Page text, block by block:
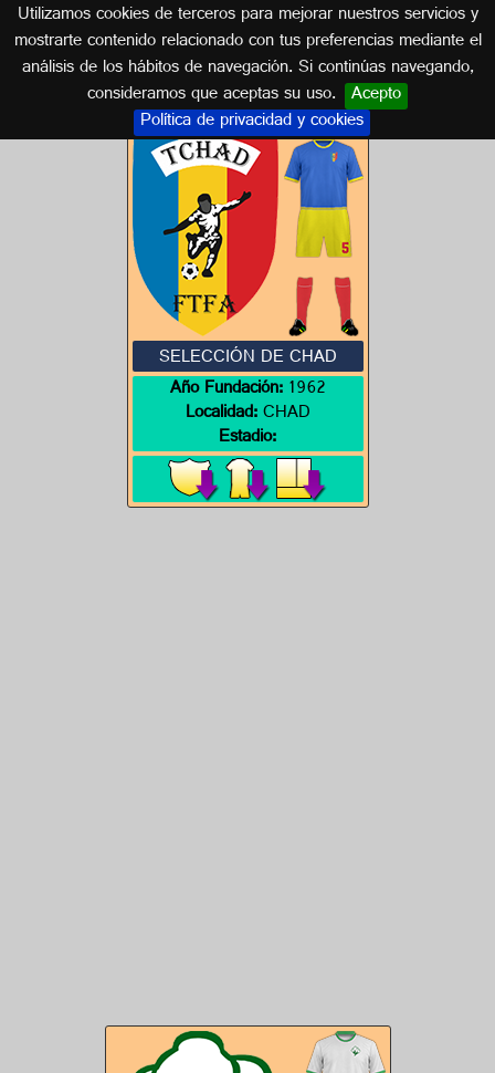
Utilizamos cookies de terceros para mejorar nuestros servicios y
mostrarte contenido relacionado con tus preferencias mediante el
análisis de los hábitos de navegación. Si continúas navegando,
consideramos que aceptas su uso. Acepto
Política de privacidad y cookies
Escudos de CHAD
CHAD
SELECCIÓN DE CHAD
Año Fundación:1962
Localidad:CHAD
Estadio: